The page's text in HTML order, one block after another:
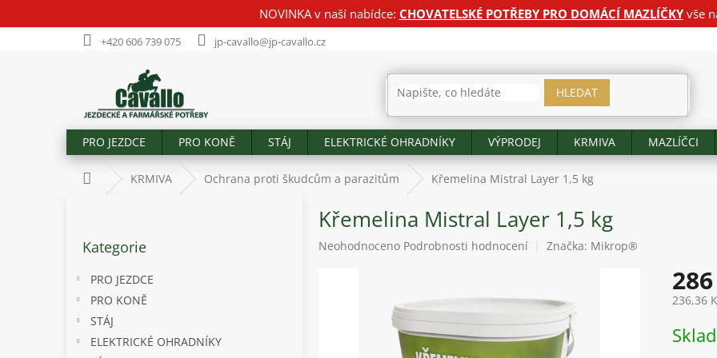
NOVINKA v naší nabídce: CHOVATELSKÉ POTŘEBY PRO DOMÁCÍ MAZLÍČKYvše
+420 606 739 075 jp-cavallo@jp-cavallo.cz
HLEDAT
PRO JEZDCE PRO KONĚ STÁJ ELEKTRICKÉ OHRADNÍKY VÝPRODEJ KRMIVA MAZLÍČCI
Domů KRMIVA Ochrana proti škudcům a parazitům Křemelina Mistral Layer 1,5 kg
kategorie
Kategorie
PRO JEZDCE
PRO KONĚ
STÁJ
ELEKTRICKÉ OHRADNÍKY
Křemelina Mistral Layer 1,5 kg
Průměrné
Neohodnoceno Podrobnosti hodnocení Značka: Mikrop®
236,36
cena: